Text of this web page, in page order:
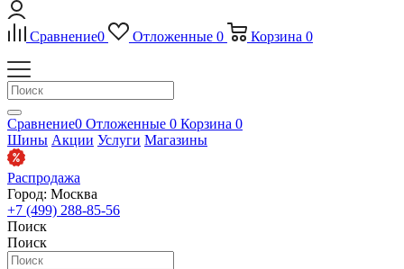
Сравнение0 Отложенные 0 Корзина 0
Сравнение0 Отложенные 0 Корзина 0
Шины Акции Услуги Магазины
Распродажа
Город: Москва
+7 (499) 288-85-56
Поиск
Поиск